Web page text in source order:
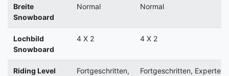
Breite
Snowboard
Normal Normal
Lochbild
Snowboard
4 X 2 4 X 2
Riding Level
Fortgeschritten,
Fortgeschritten, Experte